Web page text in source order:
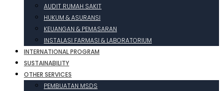
AUDIT RUMAH SAKIT
HUKUM & ASURANSI
KEUANGAN & PEMASARAN
INSTALASI FARMASI & LABORATORIUM
INTERNATIONAL PROGRAM
SUSTAINABILITY
OTHER SERVICES
PEMBUATAN MSDS